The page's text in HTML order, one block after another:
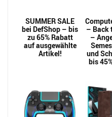
SUMMER SALE
bei DefShop – bis
zu 65% Rabatt
auf ausgewählte
Artikel!
– Back
–
und
bis